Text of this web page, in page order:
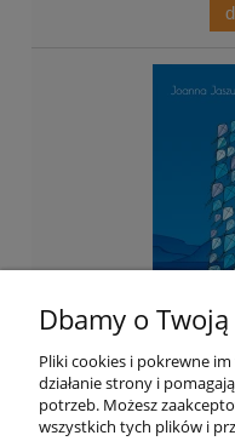
Dbamy o
Pliki cookies i pokrewne
działanie strony i
potrzeb. Możesz
wszystkich tych plików i